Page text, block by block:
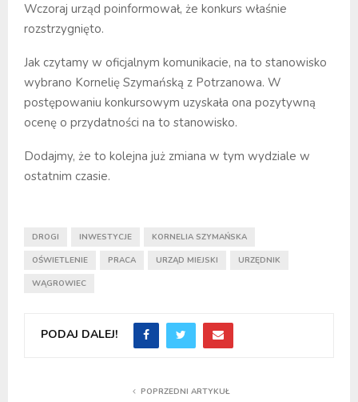
Wczoraj urząd poinformował, że konkurs właśnie
rozstrzygnięto.
Jak czytamy w oficjalnym komunikacie, na to stanowisko
wybrano Kornelię Szymańską z Potrzanowa. W
postępowaniu konkursowym uzyskała ona pozytywną
ocenę o przydatności na to stanowisko.
Dodajmy, że to kolejna już zmiana w tym wydziale w
ostatnim czasie.
DROGI INWESTYCJE KORNELIA SZYMAŃSKA
OŚWIETLENIE PRACA URZĄD MIEJSKI URZĘDNIK
WĄGROWIEC
PODAJ DALEJ!
POPRZEDNI ARTYKUŁ